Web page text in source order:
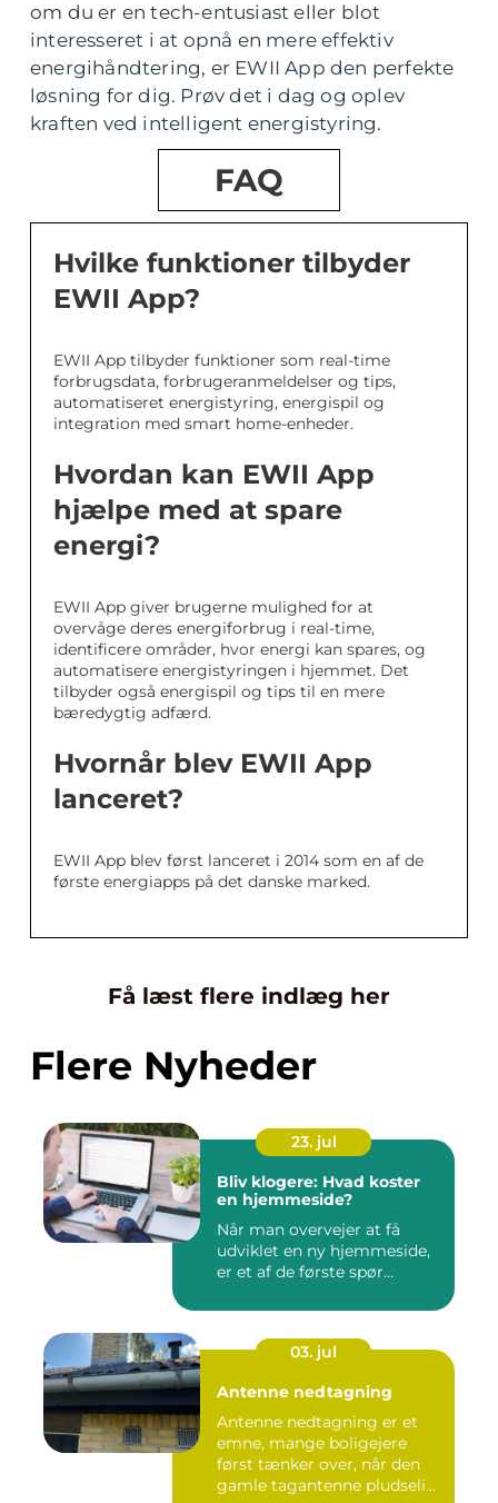
om du er en tech-entusiast eller blot
interesseret i at opnå en mere effektiv
energihåndtering, er EWII App den perfekte
løsning for dig. Prøv det i dag og oplev
kraften ved intelligent energistyring.
FAQ
Hvilke funktioner tilbyder
EWII App?
EWII App tilbyder funktioner som real-time
forbrugsdata, forbrugeranmeldelser og tips,
automatiseret energistyring, energispil og
integration med smart home-enheder.
Hvordan kan EWII App
hjælpe med at spare
energi?
EWII App giver brugerne mulighed for at
overvåge deres energiforbrug i real-time,
identificere områder, hvor energi kan spares, og
automatisere energistyringen i hjemmet. Det
tilbyder også energispil og tips til en mere
bæredygtig adfærd.
Hvornår blev EWII App
lanceret?
EWII App blev først lanceret i 2014 som en af de
første energiapps på det danske marked.
Få læst flere indlæg her
Flere Nyheder
23. jul
Bliv klogere: Hvad koster
en hjemmeside?
Når man overvejer at få
udviklet en ny hjemmeside,
er et af de første spør...
03. jul
Antenne nedtagning
Antenne nedtagning er et
emne, mange boligejere
først tænker over, når den
gamle tagantenne pludseli...